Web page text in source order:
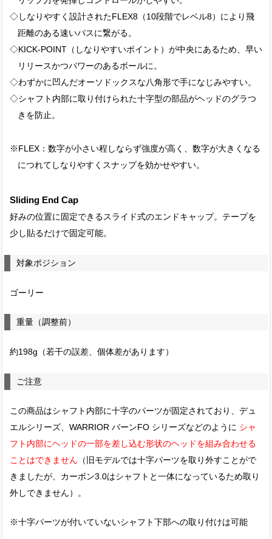
◇しなりやすく設計されたFLEX8（10段階でレベル8）により飛
距離のある速いパスに繋がる。
◇KICK-POINT（しなりやすいポイント）が中央にあるため、早い
リリースかつパワーのあるボールに。
◇わずかに凹んだオーソドックスな八角形で手になじみやすい。
◇シャフト内部に取り付けられた十字型の部品がヘッドのグラつ
きを防止。
※FLEX：数字が小さい程しならず強度が高く、数字が大きくなる
につれてしなりやすくスナップを効かせやすい。
Sliding End Cap
好みの位置に固定できるスライド式のエンドキャップ。テープを
少し貼るだけで固定可能。
対象ポジション
ゴーリー
重量（調整前）
約198g（若干の誤差、個体差があります）
ご注意
この商品はシャフト内部に十字のパーツが固定されており、デュ
エルシリーズ、WARRIOR バーンFO シリーズなどのように シャ
フト内部にヘッドの一部を差し込む形状のヘッドを組み合わせる
ことはできません （旧モデルでは十字パーツを取り外すことがで
きましたが、カーボン3.0はシャフトと一体になっているため取り
外しできません）。
※十字パーツが付いていないシャフト下部への取り付けは可能